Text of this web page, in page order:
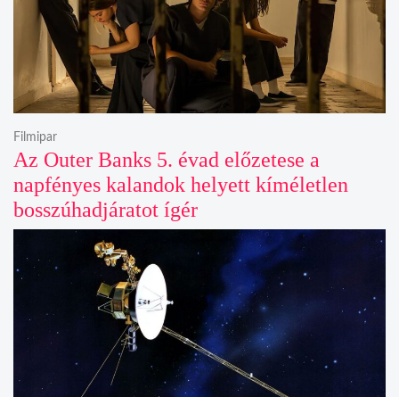
Az Outer Banks 5. évad előzetese a
napfényes kalandok helyett kíméletlen
bosszúhadjáratot ígér
Filmipar